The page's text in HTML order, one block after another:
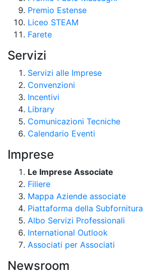
Premio Estense
Liceo STEAM
Farete
Servizi
Servizi alle Imprese
Convenzioni
Incentivi
Library
Comunicazioni Tecniche
Calendario Eventi
Imprese
Le Imprese Associate
Filiere
Mappa Aziende associate
Piattaforma della Subfornitura
Albo Servizi Professionali
International Outlook
Associati per Associati
Newsroom